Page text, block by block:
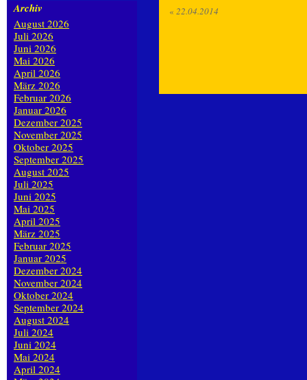
« 22.04.2014
Archiv
August 2026
Juli 2026
Juni 2026
Mai 2026
April 2026
März 2026
Februar 2026
Januar 2026
Dezember 2025
November 2025
Oktober 2025
September 2025
August 2025
Juli 2025
Juni 2025
Mai 2025
April 2025
März 2025
Februar 2025
Januar 2025
Dezember 2024
November 2024
Oktober 2024
September 2024
August 2024
Juli 2024
Juni 2024
Mai 2024
April 2024